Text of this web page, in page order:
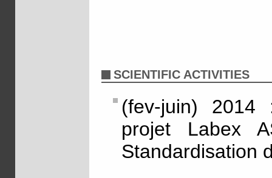
SCIENTIFIC ACTIVITIES
(fev-juin) 2014
projet Labex
Standardisation